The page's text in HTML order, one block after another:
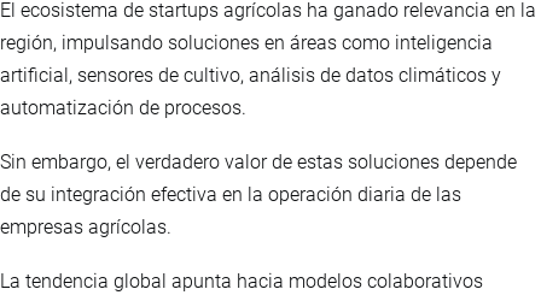
El ecosistema de startups agrícolas ha ganado relevancia en la
región, impulsando soluciones en áreas como inteligencia
artificial, sensores de cultivo, análisis de datos climáticos y
automatización de procesos.
Sin embargo, el verdadero valor de estas soluciones depende
de su integración efectiva en la operación diaria de las
empresas agrícolas.
La tendencia global apunta hacia modelos colaborativos